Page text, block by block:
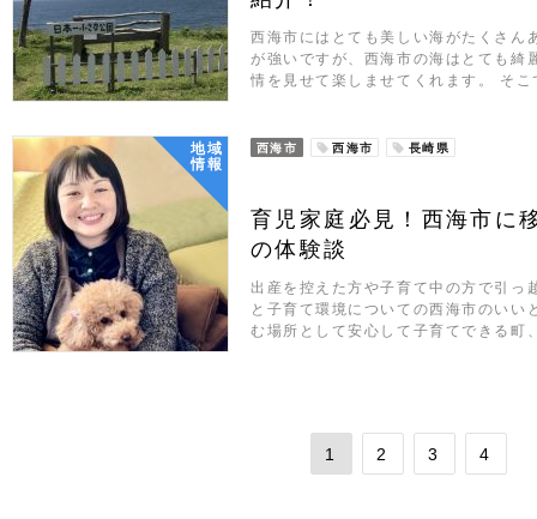
西海市にはとても美しい海がたくさん
が強いですが、西海市の海はとても綺
情を見せて楽しませてくれます。 そ
地域
情報
西海市 西海市 長崎県
育児家庭必見！西海市に
の体験談
出産を控えた方や子育て中の方で引っ
と子育て環境についての西海市のい
む場所として安心して子育てできる
1 2 3 4